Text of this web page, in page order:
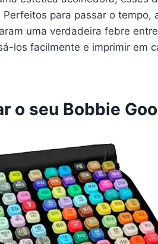
para passar o tempo,
uma verdadeira febre
los facilmente e imprimir em
o seu Bobbie